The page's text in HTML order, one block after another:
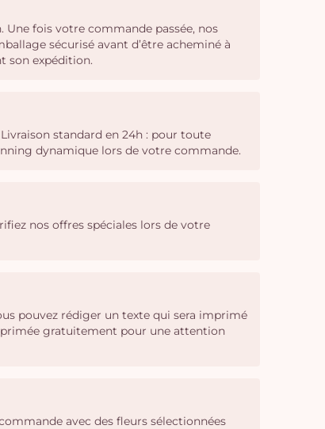
fois votre commande passée, nos
sécurisé avant d’être acheminé à
son expédition.
standard en 24h : pour toute
dynamique lors de votre commande.
nos offres spéciales lors de votre
pouvez rédiger un texte qui sera imprimé
gratuitement pour une attention
avec des fleurs sélectionnées